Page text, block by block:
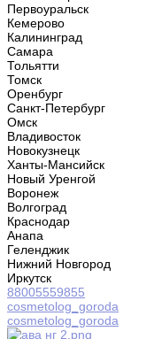
Первоуральск
Кемерово
Калининград
Самара
Тольятти
Томск
Оренбург
Санкт-Петербург
Омск
Владивосток
Новокузнецк
Ханты-Мансийск
Новый Уренгой
Воронеж
Волгоград
Краснодар
Анапа
Геленджик
Нижний Новгород
Иркутск
88005559855
cosmetolog_goroda
cosmetolog_goroda